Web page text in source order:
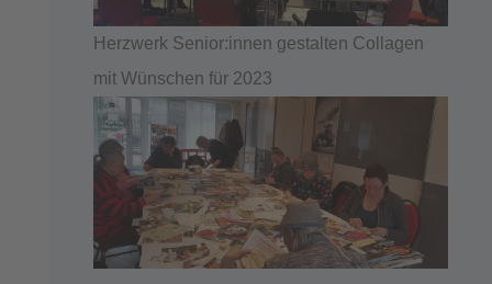
Herzwerk Senior:innen gestalten Collagen
mit Wünschen für 2023